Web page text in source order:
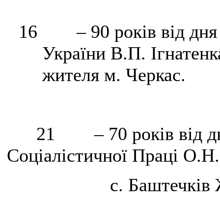
16
– 90 років від
України В.П.
жителя м. Черкас.
21
– 70 років від
Соціалістичної Праці
с. Баштечків